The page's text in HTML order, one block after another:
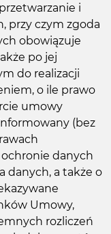
i
przy czym zgoda
obowiązuje
po jej
do realizacji
o ile prawo
umowy
(bez
danych
danych, a także o
Umowy,
rozliczeń